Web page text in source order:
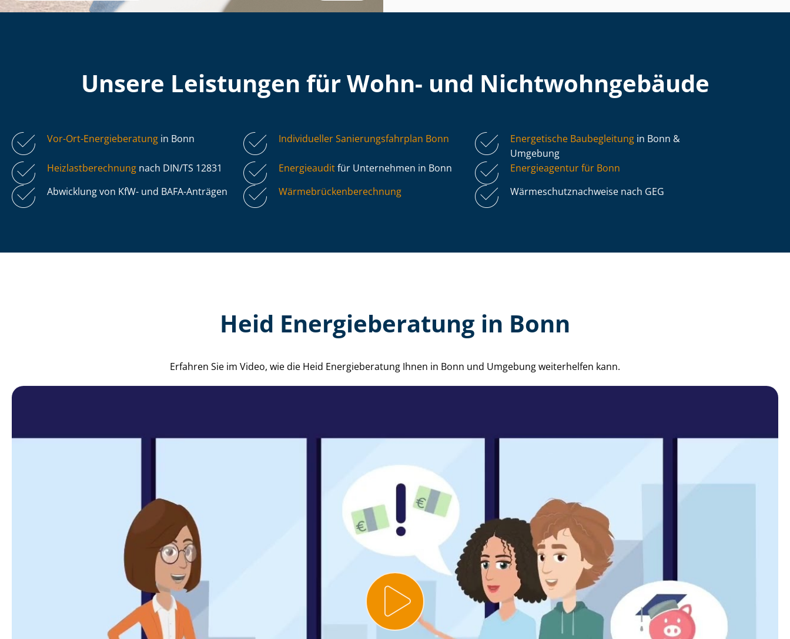
Unsere Leistungen für Wohn- und Nicht­wohn­ge­bäu­de
Vor-Ort-Energieberatung in Bonn Individueller Sa­nie­rungs­fahr­plan Bonn Energetische Baubegleitung in Bonn &
Umgebung
Heiz­last­be­rech­nung nach DIN/TS 12831 Energieauditfür Unternehmen in Bonn
Energieagentur für Bonn
Abwicklung von KfW- und BAFA-Anträgen
Wär­me­brü­cken­be­rech­nung Wär­me­schutz­nach­wei­se nach GEG
Heid Energieberatung in Bonn
Erfahren Sie im Video, wie die Heid Energieberatung Ihnen in Bonn und Umgebung weiterhelfen kann.